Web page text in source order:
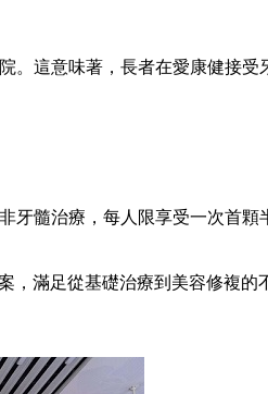
這意味著，長者在愛康健接受
牙髓治療，每人限享受一次首顆
，滿足從基礎治療到美容修複的